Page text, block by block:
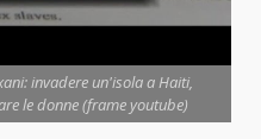
invadere un'isola a Haiti,
le donne (frame youtube)